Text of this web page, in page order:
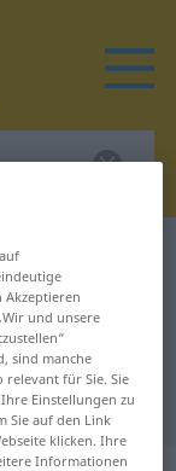
hydrure
Akzeptieren
und unsere
sind manche
für Sie. Sie
Einstellungen zu
Sie auf den Link
klicken. Ihre
Informationen